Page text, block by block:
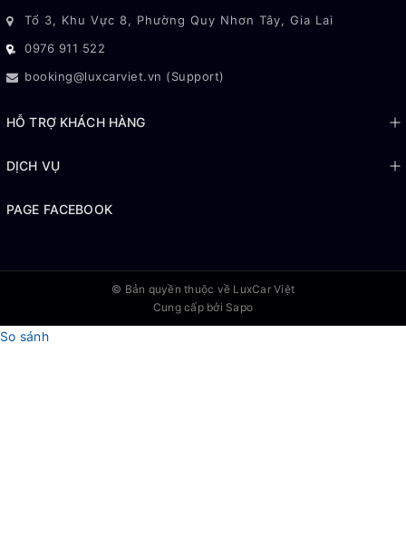
Tổ 3, Khu Vực 8, Phường Quy Nhơn Tây, Gia Lai
0976 911 522
booking@luxcarviet.vn (Support)
HỖ TRỢ KHÁCH HÀNG
DỊCH VỤ
PAGE FACEBOOK
© Bản quyền thuộc về LuxCar Việt
Cung cấp bởi Sapo
So sánh